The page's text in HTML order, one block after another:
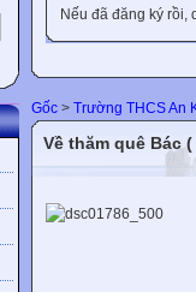
Nếu đã đăng ký rồi,
Gốc > Trường THCS An
Về thăm quê Bác